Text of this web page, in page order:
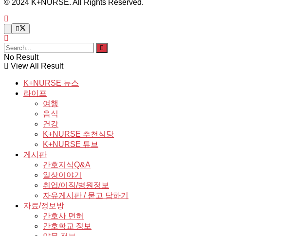
© 2024 K+NURSE. All Rights Reserved.
No Result
View All Result
K+NURSE 뉴스
라이프
여행
음식
건강
K+NURSE 추천식당
K+NURSE 튜브
게시판
간호지식Q&A
일상이야기
취업/이직/병원정보
자유게시판 / 묻고 답하기
자료/정보방
간호사 면허
간호학교 정보